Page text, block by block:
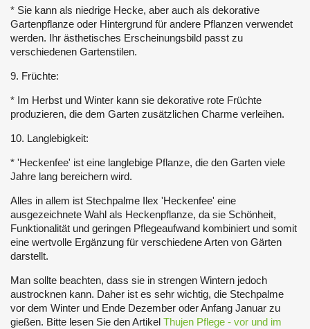
* Sie kann als niedrige Hecke, aber auch als dekorative
Gartenpflanze oder Hintergrund für andere Pflanzen verwendet
werden. Ihr ästhetisches Erscheinungsbild passt zu
verschiedenen Gartenstilen.
9. Früchte:
* Im Herbst und Winter kann sie dekorative rote Früchte
produzieren, die dem Garten zusätzlichen Charme verleihen.
10. Langlebigkeit:
* 'Heckenfee' ist eine langlebige Pflanze, die den Garten viele
Jahre lang bereichern wird.
Alles in allem ist Stechpalme Ilex 'Heckenfee' eine
ausgezeichnete Wahl als Heckenpflanze, da sie Schönheit,
Funktionalität und geringen Pflegeaufwand kombiniert und somit
eine wertvolle Ergänzung für verschiedene Arten von Gärten
darstellt.
Man sollte beachten, dass sie in strengen Wintern jedoch
austrocknen kann. Daher ist es sehr wichtig, die Stechpalme
vor dem Winter und Ende Dezember oder Anfang Januar zu
gießen. Bitte lesen Sie den Artikel Thujen Pflege - vor und im